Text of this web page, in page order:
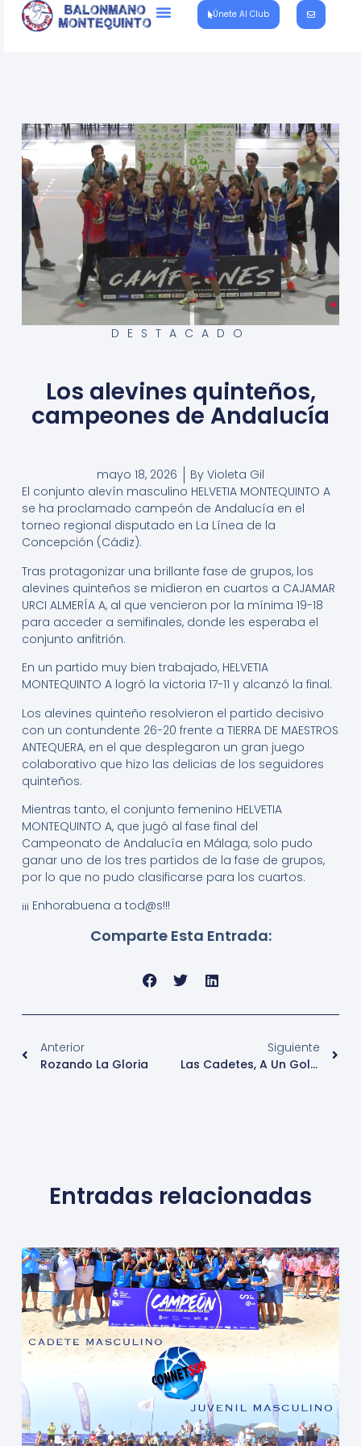
Únete Al Club
DESTACADO
Los alevines quinteños,
campeones de Andalucía
mayo 18, 2026 By Violeta Gil
El conjunto alevín masculino HELVETIA MONTEQUINTO A
se ha proclamado campeón de Andalucía en el
torneo regional disputado en La Línea de la
Concepción (Cádiz).
Tras protagonizar una brillante fase de grupos, los
alevines quinteños se midieron en cuartos a CAJAMAR
URCI ALMERÍA A, al que vencieron por la mínima 19-18
para acceder a semifinales, donde les esperaba el
conjunto anfitrión.
En un partido muy bien trabajado, HELVETIA
MONTEQUINTO A logró la victoria 17-11 y alcanzó la final.
Los alevines quinteño resolvieron el partido decisivo
con un contundente 26-20 frente a TIERRA DE MAESTROS
ANTEQUERA, en el que desplegaron un gran juego
colaborativo que hizo las delicias de los seguidores
quinteños.
Mientras tanto, el conjunto femenino HELVETIA
MONTEQUINTO A, que jugó al fase final del
Campeonato de Andalucía en Málaga, solo pudo
ganar uno de los tres partidos de la fase de grupos,
por lo que no pudo clasificarse para los cuartos.
¡¡¡ Enhorabuena a tod@s!!!
Comparte Esta Entrada:
Anterior
Rozando La Gloria
Siguiente
Las Cadetes, A Un Gol Del TOP8 Nacional
Entradas relacionadas